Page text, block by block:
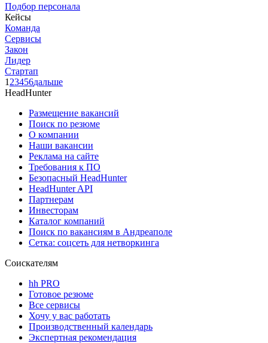
Подбор персонала
Кейсы
Команда
Сервисы
Закон
Лидер
Стартап
1 23456дальше
HeadHunter
Размещение вакансий
Поиск по резюме
О компании
Наши вакансии
Реклама на сайте
Требования к ПО
Безопасный HeadHunter
HeadHunter API
Партнерам
Инвесторам
Каталог компаний
Поиск по вакансиям в Андреаполе
Сетка: соцсеть для нетворкинга
Соискателям
hh PRO
Готовое резюме
Все сервисы
Хочу у вас работать
Производственный календарь
Экспертная рекомендация